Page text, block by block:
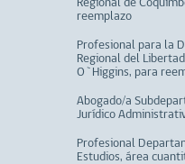
reemplazo
Profesional para la
Regional del
O`Higgins, para
Abogado/a
Jurídico
Profesional
Estudios, área